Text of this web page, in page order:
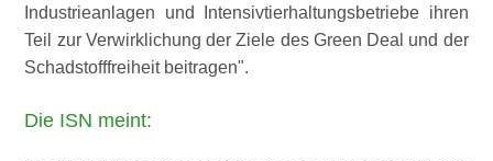
Industrieanlagen und Intensivtierhaltungsbetriebe ihren
Teil zur Verwirklichung der Ziele des Green Deal und der
Schadstofffreiheit beitragen .
Die ISN meint: